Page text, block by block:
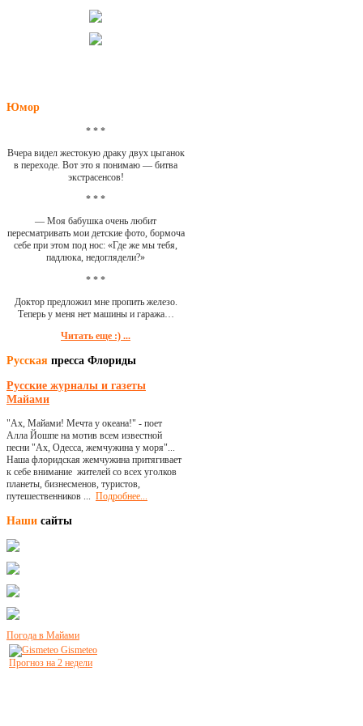
Юмор
* * *
Вчера видел жестокую драку двух цыганок
в переходе. Вот это я понимаю — битва
экстрасенсов!
* * *
— Моя бабушка очень любит
пересматривать мои детские фото, бормоча
себе при этом под нос: «Где же мы тебя,
падлюка, недоглядели?»
* * *
Доктор предложил мне пропить железо.
Теперь у меня нет машины и гаража…
Читать еще :) ...
Русская пресса Флориды
Русские журналы и газеты
Майами
"Ах, Майами! Мечта у океана!" - поет
Алла Йошпе на мотив всем известной
песни "Ах, Одесса, жемчужина у моря"...
Наша флоридская жемчужина притягивает
к себе внимание жителей со всех уголков
планеты, бизнесменов, туристов,
путешественников ... Подробнее...
Наши сайты
Погода в Майами
Gismeteo
Прогноз на 2 недели